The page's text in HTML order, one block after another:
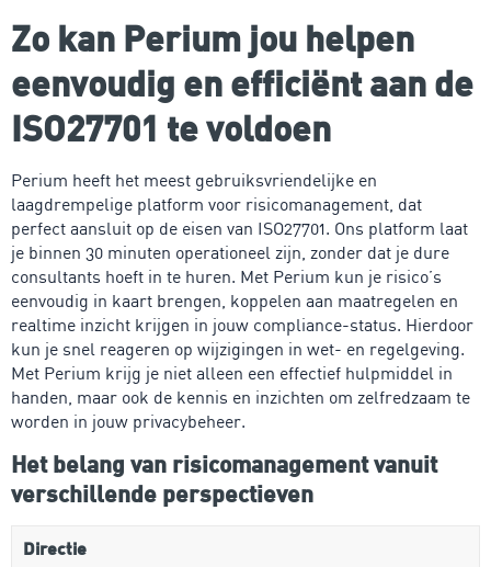
Zo kan Perium jou helpen
eenvoudig en efficiënt aan de
ISO27701 te voldoen
Perium heeft het meest gebruiksvriendelijke en
laagdrempelige platform voor risicomanagement, dat
perfect aansluit op de eisen van ISO27701. Ons platform laat
je binnen 30 minuten operationeel zijn, zonder dat je dure
consultants hoeft in te huren. Met Perium kun je risico’s
eenvoudig in kaart brengen, koppelen aan maatregelen en
realtime inzicht krijgen in jouw compliance-status. Hierdoor
kun je snel reageren op wijzigingen in wet- en regelgeving.
Met Perium krijg je niet alleen een effectief hulpmiddel in
handen, maar ook de kennis en inzichten om zelfredzaam te
worden in jouw privacybeheer.
Het belang van risicomanagement vanuit
verschillende perspectieven
Directie